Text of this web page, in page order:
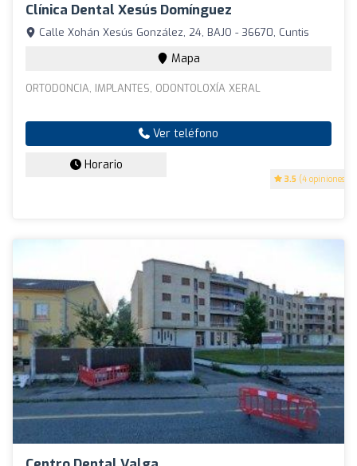
Clínica Dental Xesús Domínguez
3.5 (4 opiniones)
Calle Xohán Xesús González, 24, BAJO - 36670, Cuntis
Mapa
ORTODONCIA, IMPLANTES, ODONTOLOXÍA XERAL
Ver teléfono
Horario